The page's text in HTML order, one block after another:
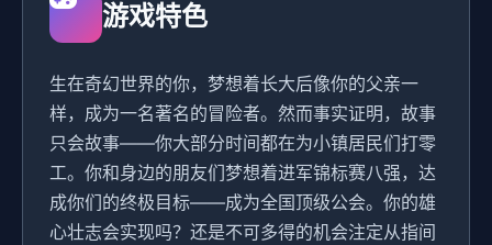
游戏特色
生在奇幻世界的你，梦想着长大后像你的父亲一
样，成为一名著名的冒险者。然而事实证明，故事
只会故事——你大部分时间都在为小镇居民们打零
工。你和身边的朋友们梦想着进军锦标赛八强，达
成你们的终极目标——成为全国顶级公会。你的雄
心壮志会实现吗？还是不可多得的机会注定从指间